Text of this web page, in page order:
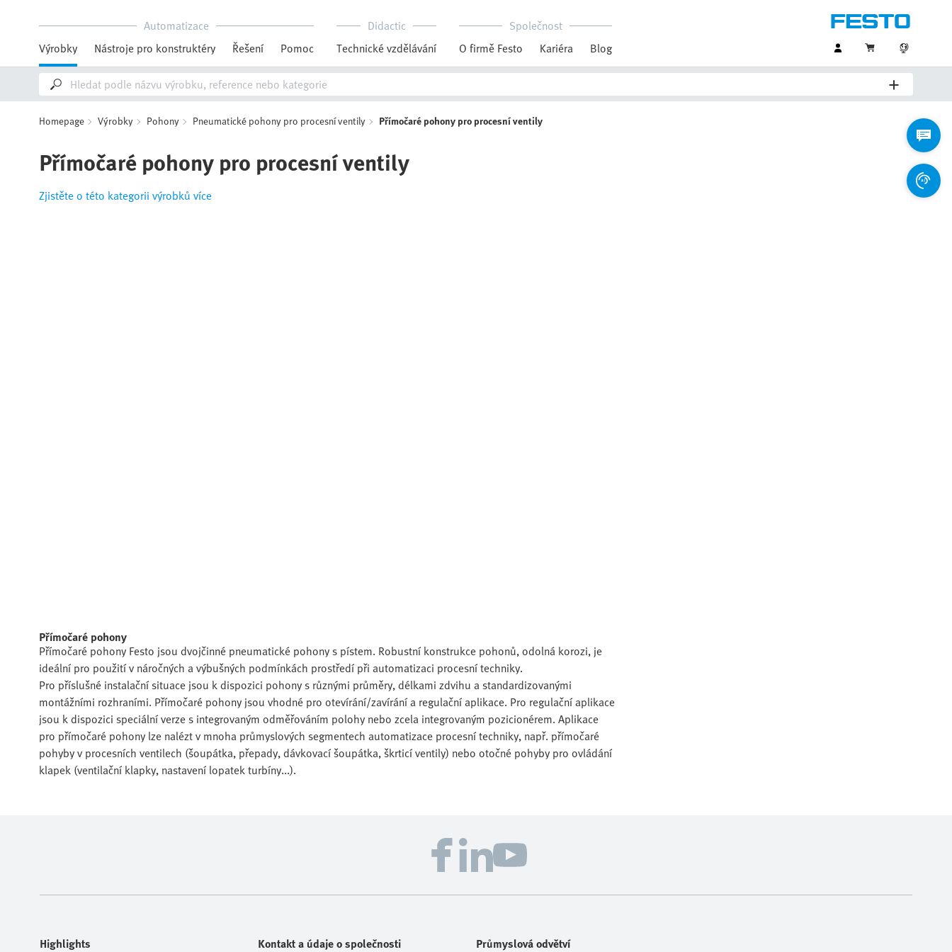
Automatizace
Výrobky
Nástroje pro konstruktéry Řešení Pomoc
Didactic
Technické vzdělávání
Společnost
O firmě Festo
Kariéra Blog
Homepage Výrobky Pohony Pneumatické pohony pro procesní ventily Přímočaré pohony pro procesní ventily
Přímočaré pohony pro procesní ventily
Zjistěte o této kategorii výrobků více
Přímočaré pohony
Přímočaré pohony Festo jsou dvojčinné pneumatické pohony s pístem. Robustní konstrukce pohonů, odolná korozi, je
ideální pro použití v náročných a výbušných podmínkách prostředí při automatizaci procesní techniky.
Pro příslušné instalační situace jsou k dispozici pohony s různými průměry, délkami zdvihu a standardizovanými
montážními rozhraními. Přímočaré pohony jsou vhodné pro otevírání/zavírání a regulační aplikace. Pro regulační aplikace
jsou k dispozici speciální verze s integrovaným odměřováním polohy nebo zcela integrovaným pozicionérem. Aplikace
pro přímočaré pohony lze nalézt v mnoha průmyslových segmentech automatizace procesní techniky, např. přímočaré
pohyby v procesních ventilech (šoupátka, přepady, dávkovací šoupátka, škrticí ventily) nebo otočné pohyby pro ovládání
klapek (ventilační klapky, nastavení lopatek turbíny...).
Highlights Kontakt a údaje o společnosti Průmyslová odvětví